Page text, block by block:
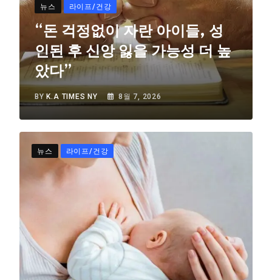
뉴스 라이프/건강
“돈 걱정없이 자란 아이들, 성
인된 후 신앙 잃을 가능성 더 높
았다”
BY K.A TIMES NY 8월 7, 2026
뉴스 라이프/건강